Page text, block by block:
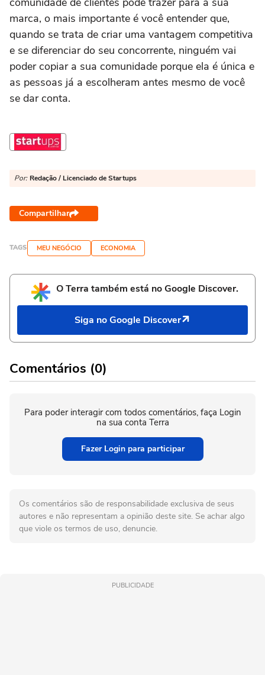
marca, o mais importante é você entender que,
quando se trata de criar uma vantagem competitiva
e se diferenciar do seu concorrente, ninguém vai
poder copiar a sua comunidade porque ela é única e
as pessoas já a escolheram antes mesmo de você
se dar conta.
Por: Redação / Licenciado de Startups
Compartilhar
TAGS MEU NEGÓCIO ECONOMIA
O Terra também está no Google Discover.
Siga no Google Discover
Comentários (0)
Para poder interagir com todos comentários, faça Login
na sua conta Terra
Fazer Login para participar
Os comentários são de responsabilidade exclusiva de seus
autores e não representam a opinião deste site. Se achar algo
que viole os termos de uso, denuncie.
PUBLICIDADE